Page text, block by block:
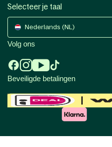
Selecteer je taal
Nederlands (NL)
Volg ons
Beveiligde betalingen